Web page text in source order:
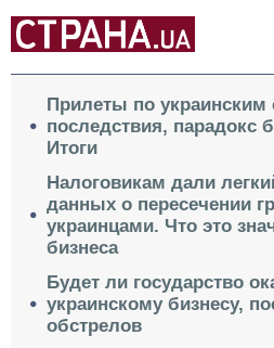
Прилеты по украинским
последствия, парадокс
Итоги
Налоговикам дали
данных о пересечении
украинцами. Что это
бизнеса
Будет ли государство
украинскому бизнесу,
обстрелов